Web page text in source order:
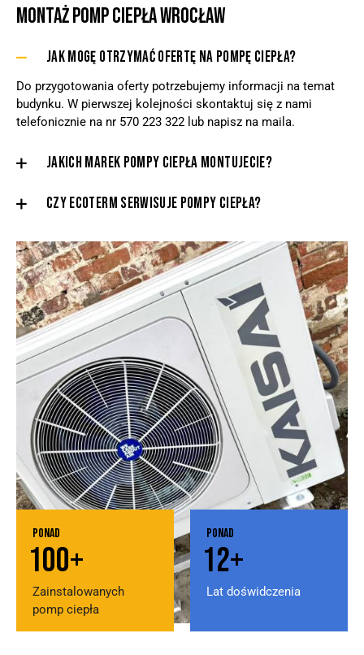
MONTAŻ POMP CIEPŁA WROCŁAW
JAK MOGĘ OTRZYMAĆ OFERTĘ NA POMPĘ CIEPŁA?
Do przygotowania oferty potrzebujemy informacji na temat
budynku. W pierwszej kolejności skontaktuj się z nami
telefonicznie na nr 570 223 322 lub napisz na maila.
JAKICH MAREK POMPY CIEPŁA MONTUJECIE?
CZY ECOTERM SERWISUJE POMPY CIEPŁA?
ponad
100+
Zainstalowanych
pomp ciepła
ponad
12+
Lat doświdczenia